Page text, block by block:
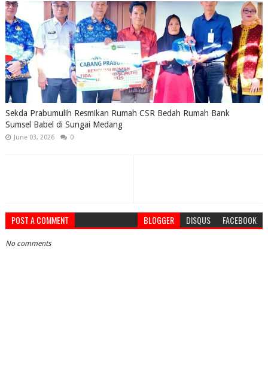
Sekda Prabumulih Resmikan Rumah CSR Bedah Rumah Bank
Sumsel Babel di Sungai Medang
June 03, 2026 0
POST A COMMENT BLOGGER DISQUS FACEBOOK
No comments